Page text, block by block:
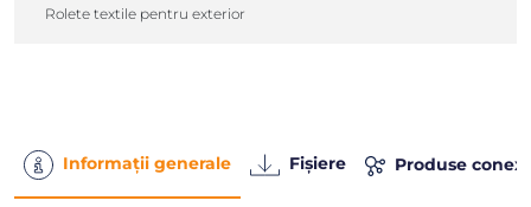
Rolete textile pentru exterior
Informații generale Fișiere Produse